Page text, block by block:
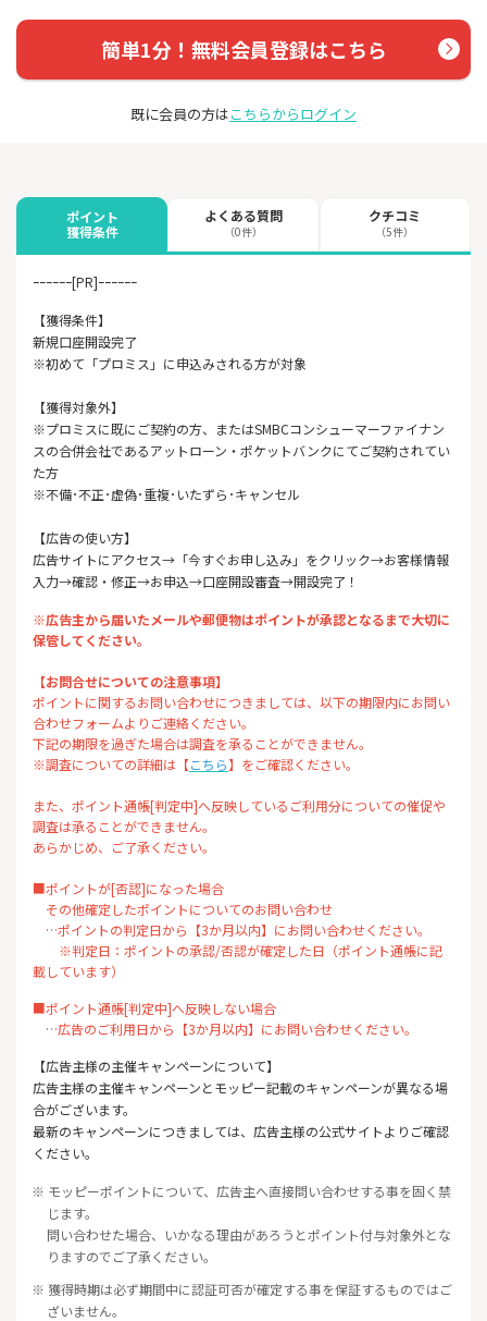
簡単1分！無料会員登録はこちら
既に会員の方はこちらからログイン
ポイント
獲得条件
よくある質問
（0件）
クチコミ
（5件）
ｰｰｰｰｰｰ[PR]ｰｰｰｰｰｰ
【獲得条件】
新規口座開設完了
※初めて「プロミス」に申込みされる方が対象
【獲得対象外】
※プロミスに既にご契約の方、またはSMBCコンシューマーファイナン
スの合併会社であるアットローン・ポケットバンクにてご契約されてい
た方
※不備･不正･虚偽･重複･いたずら･キャンセル
【広告の使い方】
広告サイトにアクセス→「今すぐお申し込み」をクリック→お客様情報
入力→確認・修正→お申込→口座開設審査→開設完了！
※広告主から届いたメールや郵便物はポイントが承認となるまで大切に
保管してください。
【お問合せについての注意事項】
ポイントに関するお問い合わせにつきましては、以下の期限内にお問い
合わせフォームよりご連絡ください。
下記の期限を過ぎた場合は調査を承ることができません。
※調査についての詳細は【こちら】をご確認ください。
また、ポイント通帳[判定中]へ反映しているご利用分についての催促や
調査は承ることができません。
あらかじめ、ご了承ください。
■ポイントが[否認]になった場合
その他確定したポイントについてのお問い合わせ
…ポイントの判定日から【3か月以内】にお問い合わせください。
※判定日：ポイントの承認/否認が確定した日（ポイント通帳に記
載しています）
■ポイント通帳[判定中]へ反映しない場合
…広告のご利用日から【3か月以内】にお問い合わせください。
【広告主様の主催キャンペーンについて】
広告主様の主催キャンペーンとモッピー記載のキャンペーンが異なる場
合がございます。
最新のキャンペーンにつきましては、広告主様の公式サイトよりご確認
ください。
※ モッピーポイントについて、広告主へ直接問い合わせする事を固く禁
じます。
問い合わせた場合、いかなる理由があろうとポイント付与対象外とな
りますのでご了承ください。
※ 獲得時期は必ず期間中に認証可否が確定する事を保証するものではご
ざいません。